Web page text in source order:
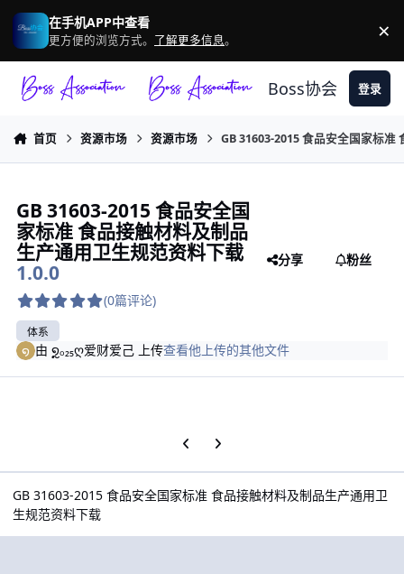
跳转到帖子
在手机APP中查看
更方便的浏览方式。 了解更多信息。 ×
Boss协会 登录
首页 资源市场 资源市场 GB 31603-2015 食品安全国家标
GB 31603-2015 食品安全国
家标准 食品接触材料及制品
生产通用卫生规范资料下载
1.0.0
(0篇评论)
体系
分享 粉丝
由໑ຼₒ₂₅ღ爱财爱己 上传查看他上传的其他文件
上一张轮播幻灯片
下一张轮播幻灯片
GB 31603-2015 食品安全国家标准 食品接触材料及制品生产通用卫
生规范资料下载